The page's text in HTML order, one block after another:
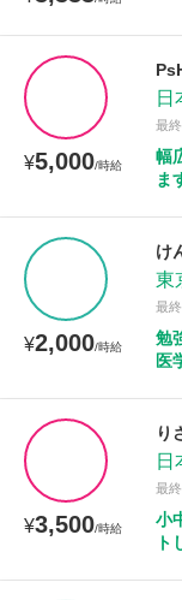
¥5,000/時給
日
最
幅
ま
¥2,000/時給
け
東
最
勉
医
¥3,500/時給
り
日
最
小
ト